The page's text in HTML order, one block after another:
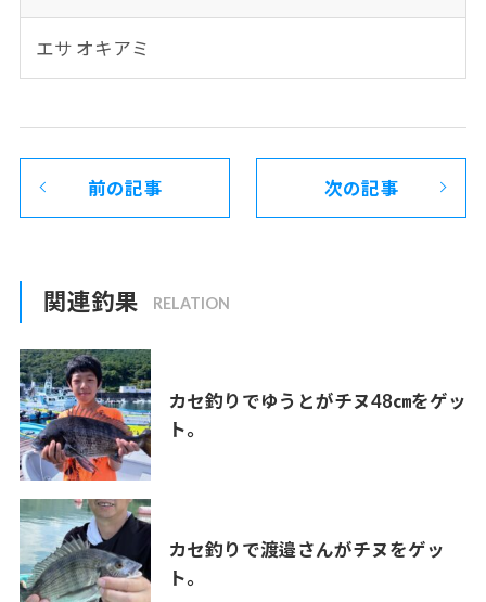
エサ オキアミ
前の記事 次の記事
関連釣果
カセ釣りでゆうとがチヌ48㎝をゲッ
ト。
カセ釣りで渡邉さんがチヌをゲッ
ト。